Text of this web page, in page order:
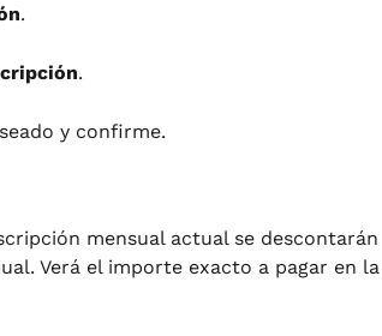
.
.
y confirme.
mensual actual se descontarán
Verá el importe exacto a pagar en